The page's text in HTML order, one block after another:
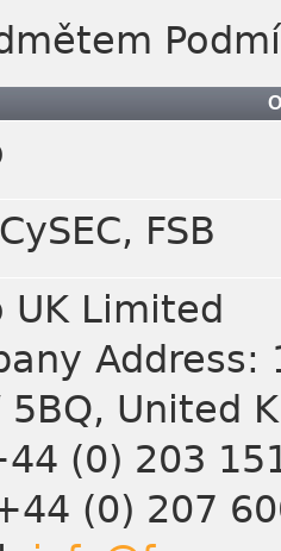
FSB
UK Limited
5BQ, United
(0) 203
(0) 207